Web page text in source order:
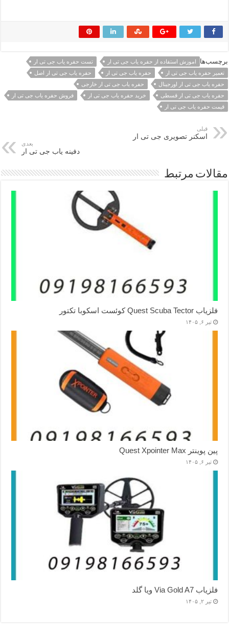
برچسب‌ها اموزش استفاده از حفره یاب جی تی ار
تست حفره یاب جی تی ار
تعمیر حفره یاب جی تی ار
حفره یاب جی تی ار
حفره یاب جی تی ار اصل
حفره یاب جی تی ار اورجینال
حفره یاب جی تی ار خارجی
حفره یاب جی تی ار قسطی
خرید حفره یاب جی تی ار
فروش حفره یاب جی تی ار
قیمت حفره یاب جی تی ار
قبلی
اسکنر تصویری جی تی ار
بعدی
دفینه یاب جی تی ار
مقالات مرتبط
فلزیاب Quest Scuba Tector کوئست اسکوبا تکتور
تیر ۶, ۱۴۰۵
پین پوینتر Quest Xpointer Max
تیر ۶, ۱۴۰۵
فلزیاب Via Gold A7 ویا گلد
تیر ۲, ۱۴۰۵